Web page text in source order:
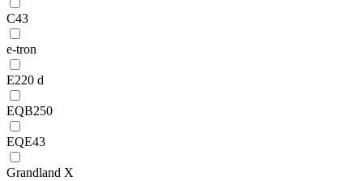
C43
e-tron
E220 d
EQB250
EQE43
Grandland X